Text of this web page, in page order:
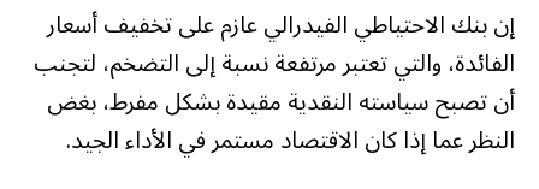
إن بنك الاحتياطي الفيدرالي عازم على تخفيف أسعار
الفائدة، والتي تعتبر مرتفعة نسبة إلى التضخم، لتجنب
أن تصبح سياسته النقدية مقيدة بشكل مفرط، بغض
النظر عما إذا كان الاقتصاد مستمر في الأداء الجيد.